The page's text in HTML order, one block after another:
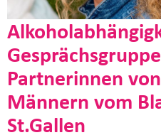
Partnerinnen
Männern vom
St.Gallen